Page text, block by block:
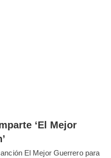
‘El Mejor
El Mejor Guerrero para